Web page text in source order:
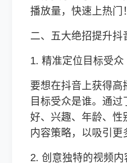
播放量，快速上热门！
二、五大绝招提升抖
1. 精准定位目标受众
要想在抖音上获得高
目标受众是谁。通
好、兴趣、年龄、性
内容策略，以吸引更
2. 创意独特的视频内